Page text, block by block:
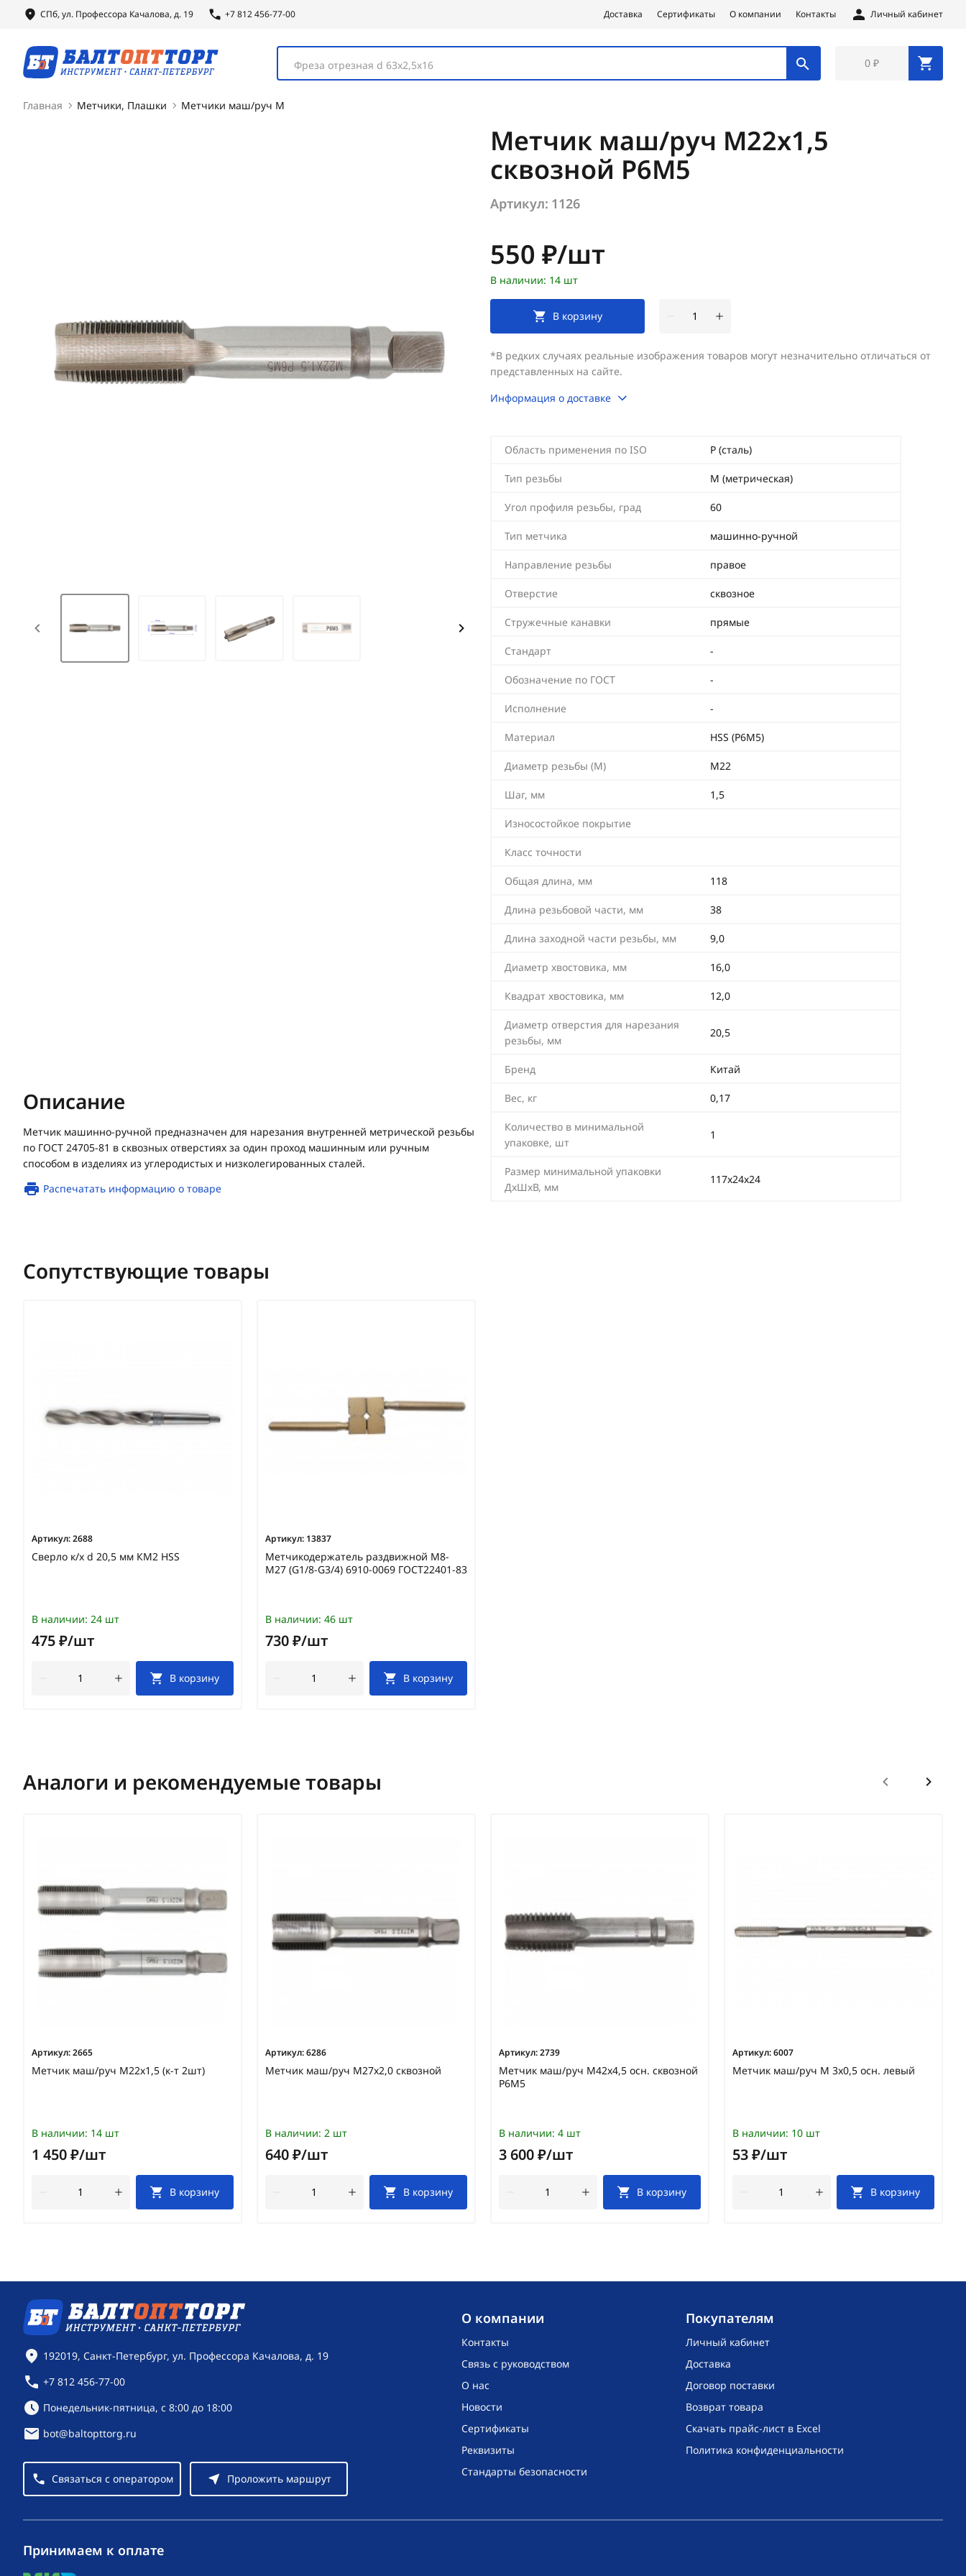
СПб, ул. Профессора Качалова, д. 19 +7 812 456-77-00 Доставка Сертификаты О компании Контакты Личный кабинет
Фреза отрезная d 63х2,5х16 0 ₽
Главная Метчики, Плашки Метчики маш/руч М
Метчик маш/руч М22х1,5
сквозной Р6М5
Артикул: 1126
Цена:
550 ₽/шт
В наличии: 14 шт
В корзину
*В редких случаях реальные изображения товаров могут незначительно отличаться от
представленных на сайте.
Информация о доставке
Область применения по ISO P (сталь)
Тип резьбы М (метрическая)
Угол профиля резьбы, град 60
Тип метчика машинно-ручной
Направление резьбы правое
Отверстие сквозное
Стружечные канавки прямые
Стандарт -
Обозначение по ГОСТ -
Исполнение -
Материал HSS (Р6М5)
Диаметр резьбы (М) М22
Шаг, мм 1,5
Износостойкое покрытие
Класс точности
Общая длина, мм 118
Длина резьбовой части, мм 38
Длина заходной части резьбы, мм 9,0
Диаметр хвостовика, мм 16,0
Квадрат хвостовика, мм 12,0
Диаметр отверстия для нарезания
резьбы, мм
20,5
Бренд Китай
Вес, кг 0,17
Количество в минимальной
упаковке, шт
1
Размер минимальной упаковки
ДхШхВ, мм
117х24х24
Описание
Метчик машинно-ручной предназначен для нарезания внутренней метрической резьбы
по ГОСТ 24705-81 в сквозных отверстиях за один проход машинным или ручным
способом в изделиях из углеродистых и низколегированных сталей.
Распечатать информацию о товаре
Сопутствующие товары
Артикул:2688
Сверло к/х d 20,5 мм КМ2 HSS
В наличии: 24 шт
475 ₽/шт
В корзину
Артикул: 13837
Метчикодержатель раздвижной М8-
М27 (G1/8-G3/4) 6910-0069 ГОСТ22401-83
В наличии: 46 шт
730 ₽/шт
В корзину
Аналоги и рекомендуемые товары
Артикул:2665
Метчик маш/руч М22х1,5 (к-т 2шт)
В наличии: 14 шт
1 450 ₽/шт
В корзину
Артикул:6286
Метчик маш/руч М27х2,0 сквозной
В наличии: 2 шт
640 ₽/шт
В корзину
Артикул:2739
Метчик маш/руч М42х4,5 осн. сквозной
Р6М5
В наличии: 4 шт
3 600 ₽/шт
В корзину
Артикул:6007
Метчик маш/руч М 3х0,5 осн. левый
В наличии: 10 шт
53 ₽/шт
В корзину
O компании
Контакты
Связь с руководством
О нас
Новости
Сертификаты
Реквизиты
Стандарты безопасности
Покупателям
Личный кабинет
Доставка
Договор поставки
Возврат товара
Скачать прайс-лист в Excel
Политика конфиденциальности
Контактная информация
192019, Санкт-Петербург, ул. Профессора Качалова, д. 19
+7 812 456-77-00
Режим работы:
Понедельник-пятница, с 8:00 до 18:00
bot@baltopttorg.ru
Связаться с оператором Проложить маршрут
Принимаем к оплате